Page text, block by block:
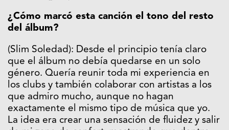
¿Cómo marcó esta canción el tono del resto
del álbum?
(Slim Soledad): Desde el principio tenía claro
que el álbum no debía quedarse en un solo
género. Quería reunir toda mi experiencia en
los clubs y también colaborar con artistas a los
que admiro mucho, aunque no hagan
exactamente el mismo tipo de música que yo.
La idea era crear una sensación de fluidez y salir